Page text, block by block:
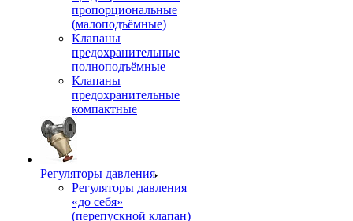
пропорциональные
(малоподъёмные)
Клапаны
предохранительные
полноподъёмные
Клапаны
предохранительные
компактные
Регуляторы давления
Регуляторы давления
«до себя»
(перепускной клапан)